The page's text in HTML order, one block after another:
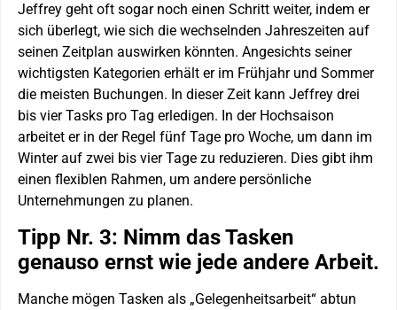
Jeffrey geht oft sogar noch einen Schritt weiter, indem er
sich überlegt, wie sich die wechselnden Jahreszeiten auf
seinen Zeitplan auswirken könnten. Angesichts seiner
wichtigsten Kategorien erhält er im Frühjahr und Sommer
die meisten Buchungen. In dieser Zeit kann Jeffrey drei
bis vier Tasks pro Tag erledigen. In der Hochsaison
arbeitet er in der Regel fünf Tage pro Woche, um dann im
Winter auf zwei bis vier Tage zu reduzieren. Dies gibt ihm
einen flexiblen Rahmen, um andere persönliche
Unternehmungen zu planen.
Tipp Nr. 3: Nimm das Tasken
genauso ernst wie jede andere Arbeit.
Manche mögen Tasken als „Gelegenheitsarbeit“ abtun